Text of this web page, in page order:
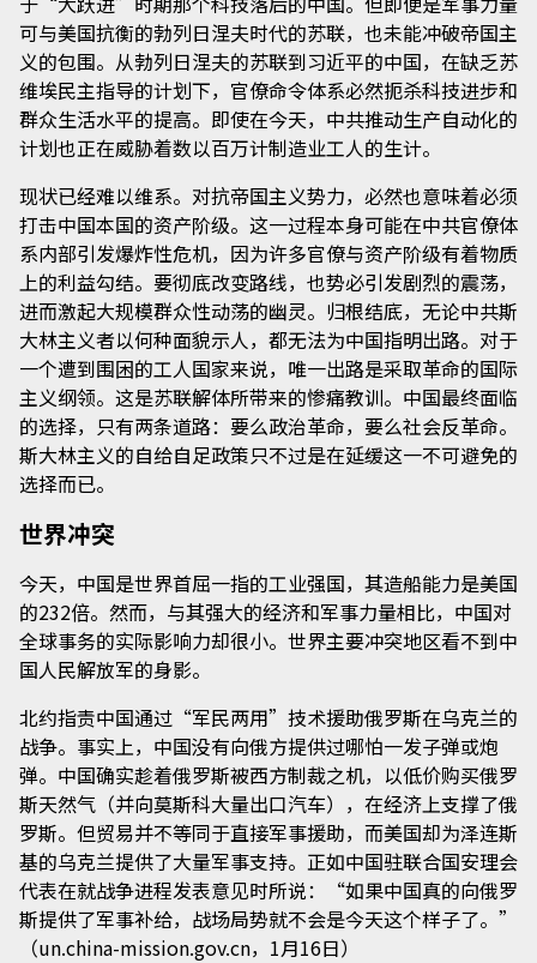
可与美国抗衡的勃列日涅夫时代的苏联，也未能冲破帝国主
义的包围。从勃列日涅夫的苏联到习近平的中国，在缺乏苏
维埃民主指导的计划下，官僚命令体系必然扼杀科技进步和
群众生活水平的提高。即使在今天，中共推动生产自动化的
计划也正在威胁着数以百万计制造业工人的生计。
现状已经难以维系。对抗帝国主义势力，必然也意味着必须
打击中国本国的资产阶级。这一过程本身可能在中共官僚体
系内部引发爆炸性危机，因为许多官僚与资产阶级有着物质
上的利益勾结。要彻底改变路线，也势必引发剧烈的震荡，
进而激起大规模群众性动荡的幽灵。归根结底，无论中共斯
大林主义者以何种面貌示人，都无法为中国指明出路。对于
一个遭到围困的工人国家来说，唯一出路是采取革命的国际
主义纲领。这是苏联解体所带来的惨痛教训。中国最终面临
的选择，只有两条道路：要么政治革命，要么社会反革命。
斯大林主义的自给自足政策只不过是在延缓这一不可避免的
选择而已。
世界冲突
今天，中国是世界首屈一指的工业强国，其造船能力是美国
的232倍。然而，与其强大的经济和军事力量相比，中国对
全球事务的实际影响力却很小。世界主要冲突地区看不到中
国人民解放军的身影。
北约指责中国通过“军民两用”技术援助俄罗斯在乌克兰的
战争。事实上，中国没有向俄方提供过哪怕一发子弹或炮
弹。中国确实趁着俄罗斯被西方制裁之机，以低价购买俄罗
斯天然气（并向莫斯科大量出口汽车），在经济上支撑了俄
罗斯。但贸易并不等同于直接军事援助，而美国却为泽连斯
基的乌克兰提供了大量军事支持。正如中国驻联合国安理会
代表在就战争进程发表意见时所说：“如果中国真的向俄罗
斯提供了军事补给，战场局势就不会是今天这个样子了。”
（un.china-mission.gov.cn，1月16日）